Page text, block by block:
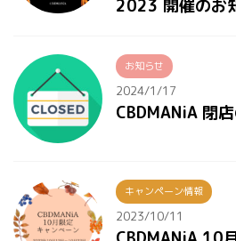
2023 開催のお
お知らせ
2024/1/17
CBDMANiA 閉
キャンペーン情報
2023/10/11